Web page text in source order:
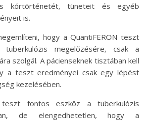
kórtörténetét, tüneteit és egyéb
is.
hogy a QuantiFERON teszt
megelőzésére, csak a
szolgál. A pácienseknek tisztában kell
a teszt eredményei csak egy lépést
kezelésében.
teszt fontos eszköz a tuberkulózis
de elengedhetetlen, hogy a